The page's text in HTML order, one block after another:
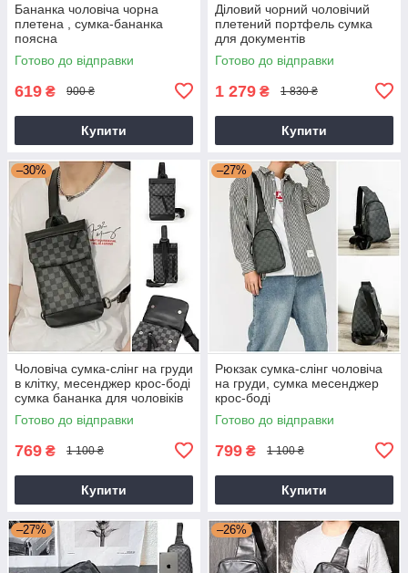
Бананка чоловіча чорна
плетена , сумка-бананка
поясна
Готово до відправки
619 ₴ 900 ₴
Купити
Діловий чорний чоловічий
плетений портфель сумка
для документів
Готово до відправки
1 279 ₴ 1 830 ₴
Купити
–30%
Чоловіча сумка-слінг на груди
в клітку, месенджер крос-боді
сумка бананка для чоловіків
Готово до відправки
769 ₴ 1 100 ₴
Купити
–27%
Рюкзак сумка-слінг чоловіча
на груди, сумка месенджер
крос-боді
Готово до відправки
799 ₴ 1 100 ₴
Купити
–27% –26%